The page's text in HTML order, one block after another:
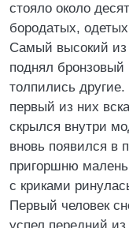
стояло около
бородатых,
Самый высокий из
поднял
толпились
первый из них
скрылся внутри
вновь появился в
пригоршню
с криками
Первый человек